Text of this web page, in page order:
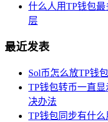
什么人用TP钱包
层
最近发表
Sol币怎么放TP钱
TP钱包转币一直
决办法
TP钱包同步有什